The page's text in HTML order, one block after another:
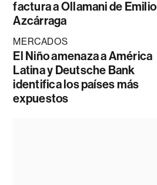
factura a Ollamani de Emilio
Azcárraga
MERCADOS
El Niño amenaza a América
Latina y Deutsche Bank
identifica los países más
expuestos